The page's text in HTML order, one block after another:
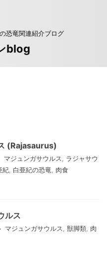
恐竜関連紹介ブログ
blog
(Rajasaurus)
マジュンガサウルス
ラジャサウ
紀 白亜紀の恐竜 肉食
ルス
マジュンガサウルス 獣脚類 肉